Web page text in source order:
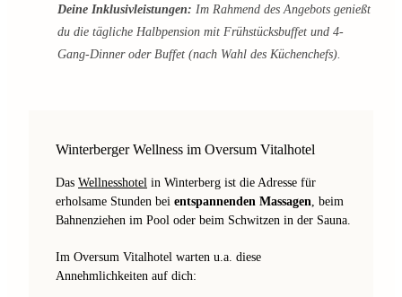
Deine Inklusivleistungen: Im Rahmend des Angebots genießt
du die tägliche Halbpension mit Frühstücksbuffet und 4-
Gang-Dinner oder Buffet (nach Wahl des Küchenchefs).
Winterberger Wellness im Oversum Vitalhotel
Das Wellnesshotel in Winterberg ist die Adresse für
erholsame Stunden bei entspannenden Massagen, beim
Bahnenziehen im Pool oder beim Schwitzen in der Sauna.
Im Oversum Vitalhotel warten u.a. diese
Annehmlichkeiten auf dich: